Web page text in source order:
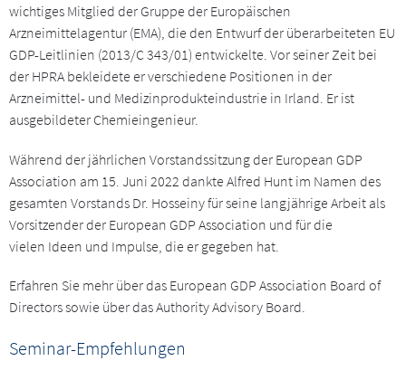
wichtiges Mitglied der Gruppe der Europäischen
Arzneimittelagentur (EMA), die den Entwurf der überarbeiteten EU
GDP-Leitlinien (2013/C 343/01) entwickelte. Vor seiner Zeit bei
der HPRA bekleidete er verschiedene Positionen in der
Arzneimittel- und Medizinprodukteindustrie in Irland. Er ist
ausgebildeter Chemieingenieur.
Während der jährlichen Vorstandssitzung der European GDP
Association am 15. Juni 2022 dankte Alfred Hunt im Namen des
gesamten Vorstands Dr. Hosseiny für seine langjährige Arbeit als
Vorsitzender der European GDP Association und für die
vielen Ideen und Impulse, die er gegeben hat.
Erfahren Sie mehr über das European GDP Association Board of
Directors sowie über das Authority Advisory Board.
Seminar-Empfehlungen